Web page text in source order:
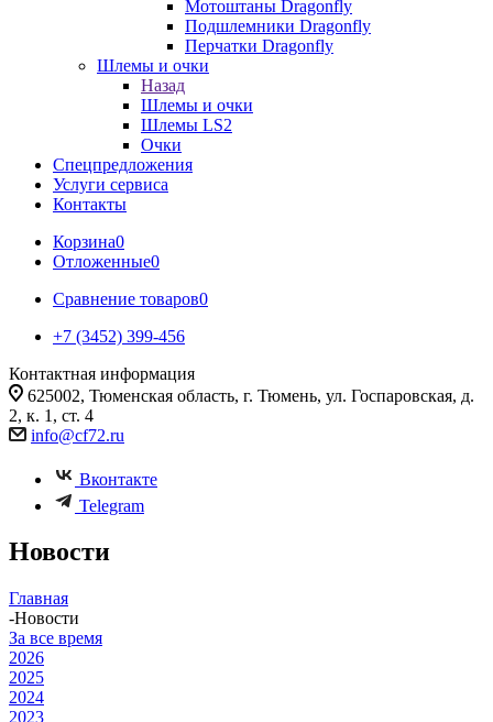
Мотоштаны Dragonfly
Подшлемники Dragonfly
Перчатки Dragonfly
Шлемы и очки
Назад
Шлемы и очки
Шлемы LS2
Очки
Спецпредложения
Услуги сервиса
Контакты
Корзина0
Отложенные0
Сравнение товаров0
+7 (3452) 399-456
Контактная информация
625002, Тюменская область, г. Тюмень, ул. Госпаровская, д.
2, к. 1, ст. 4
info@cf72.ru
Вконтакте
Telegram
Новости
Главная
-Новости
За все время
2026
2025
2024
2023